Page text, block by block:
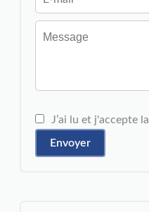
J’ai lu et j'accepte la
Envoyer